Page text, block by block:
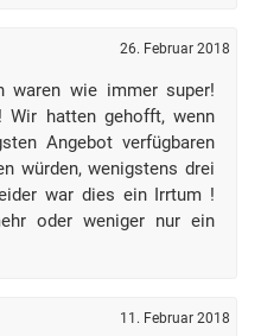
26. Februar 2018
waren wie immer super!
Wir hatten gehofft, wenn
Angebot verfügbaren
würden, wenigstens drei
war dies ein Irrtum !
oder weniger nur ein
11. Februar 2018